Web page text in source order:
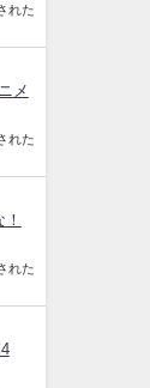
れた
メ
れた
れた